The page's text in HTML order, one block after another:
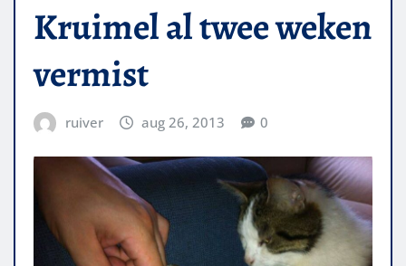
Kruimel al twee weken
vermist
ruiver aug 26, 2013 0